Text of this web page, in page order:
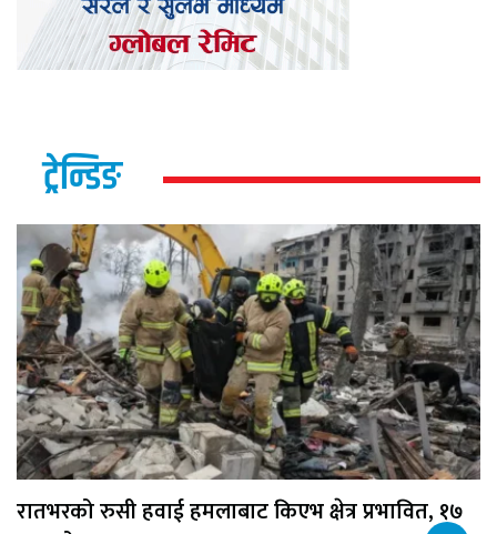
ट्रेन्डिङ
रातभरको रुसी हवाई हमलाबाट किएभ क्षेत्र प्रभावित, १७